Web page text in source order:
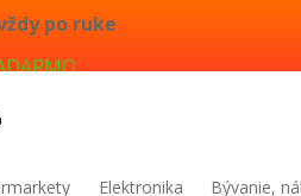
po ruke
Elektronika Bývanie,